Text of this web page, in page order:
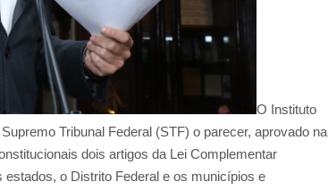
O Instituto
Tribunal Federal (STF) o parecer, aprovado na
dois artigos da Lei Complementar
o Distrito Federal e os municípios e